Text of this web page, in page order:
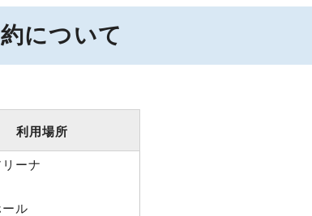
について
利用場所
ーナ
ル